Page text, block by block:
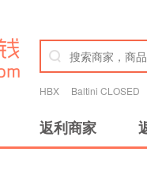
HBX Baltini CLOSED
返利商家